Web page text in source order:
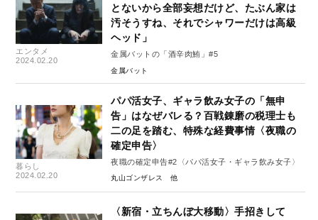
エンタメ
2024.02.20
とないから全部妄想だけど、たぶん家は
汚そうすね、それでシャワーだけは高級
ヘッド」
金属バットの「酒辛肉鮪」#5
金属バット
暮らし
2024.02.20
パパ活女子、ギャラ飲み女子の「無申
告」はなぜバレる？百戦錬磨の税理士も
二の足を踏む、特殊な経費事情〈夜職の
確定申告〉
夜職の確定申告#2〈パパ活女子・ギャラ飲み女子〉
丸山ゴンザレス
〈新宿・立ちんぼ大移動〉手招きして